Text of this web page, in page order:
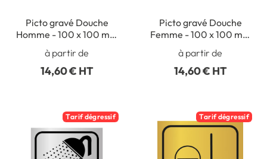
Picto gravé Douche
Homme - 100 x 100 mm
à partir de
14,60 € HT
Picto gravé Douche
Femme - 100 x 100 mm
à partir de
14,60 € HT
Tarif dégressif Tarif dégressif